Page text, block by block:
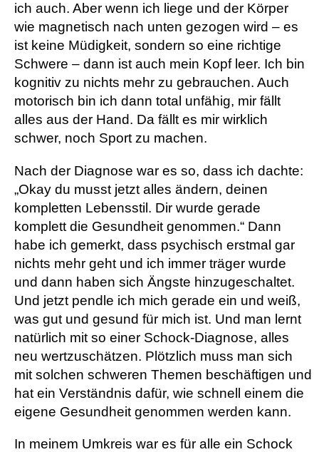
ich auch. Aber wenn ich liege und der Körper
wie magnetisch nach unten gezogen wird – es
ist keine Müdigkeit, sondern so eine richtige
Schwere – dann ist auch mein Kopf leer. Ich bin
kognitiv zu nichts mehr zu gebrauchen. Auch
motorisch bin ich dann total unfähig, mir fällt
alles aus der Hand. Da fällt es mir wirklich
schwer, noch Sport zu machen.
Nach der Diagnose war es so, dass ich dachte:
„Okay du musst jetzt alles ändern, deinen
kompletten Lebensstil. Dir wurde gerade
komplett die Gesundheit genommen.“ Dann
habe ich gemerkt, dass psychisch erstmal gar
nichts mehr geht und ich immer träger wurde
und dann haben sich Ängste hinzugeschaltet.
Und jetzt pendle ich mich gerade ein und weiß,
was gut und gesund für mich ist. Und man lernt
natürlich mit so einer Schock-Diagnose, alles
neu wertzuschätzen. Plötzlich muss man sich
mit solchen schweren Themen beschäftigen und
hat ein Verständnis dafür, wie schnell einem die
eigene Gesundheit genommen werden kann.
In meinem Umkreis war es für alle ein Schock